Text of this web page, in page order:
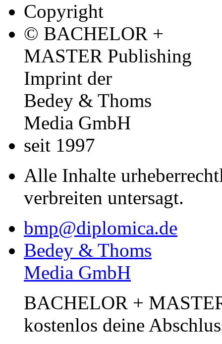
Copyright
© BACHELOR +
MASTER Publishing
Imprint der
Bedey & Thoms
Media GmbH
seit 1997
Alle Inhalte
verbreiten untersagt.
bmp@diplomica.de
Bedey & Thoms
Media GmbH
BACHELOR +
kostenlos deine